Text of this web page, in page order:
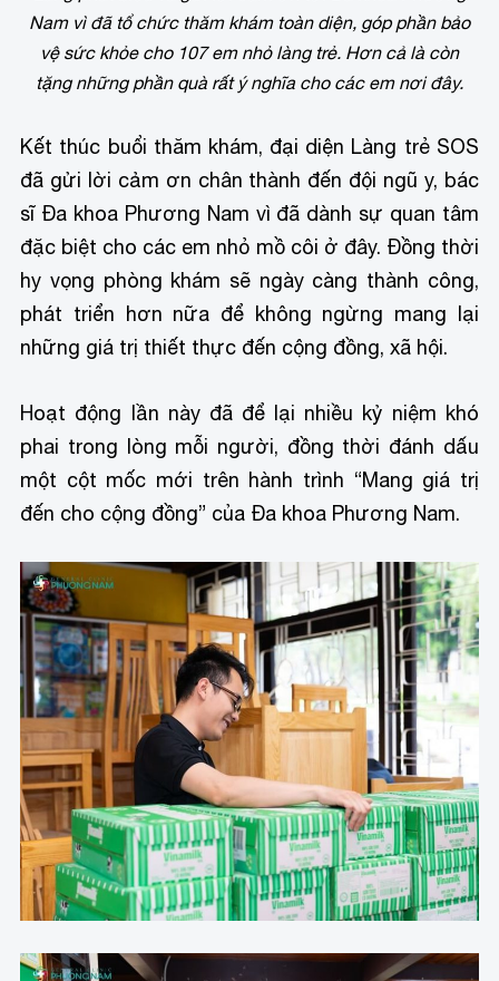
Nam vì đã tổ chức thăm khám toàn diện, góp phần bảo
vệ sức khỏe cho 107 em nhỏ làng trẻ. Hơn cả là còn
tặng những phần quà rất ý nghĩa cho các em nơi đây.
Kết thúc buổi thăm khám, đại diện Làng trẻ SOS
đã gửi lời cảm ơn chân thành đến đội ngũ y, bác
sĩ Đa khoa Phương Nam vì đã dành sự quan tâm
đặc biệt cho các em nhỏ mồ côi ở đây. Đồng thời
hy vọng phòng khám sẽ ngày càng thành công,
phát triển hơn nữa để không ngừng mang lại
những giá trị thiết thực đến cộng đồng, xã hội.
Hoạt động lần này đã để lại nhiều kỷ niệm khó
phai trong lòng mỗi người, đồng thời đánh dấu
một cột mốc mới trên hành trình “Mang giá trị
đến cho cộng đồng” của Đa khoa Phương Nam.